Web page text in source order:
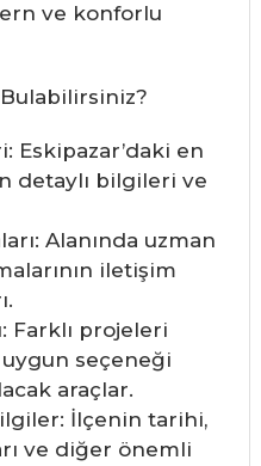
ve konforlu
Eskipazar’daki en
detaylı bilgileri ve
Alanında uzman
iletişim
Farklı projeleri
uygun seçeneği
araçlar.
İlçenin tarihi,
ve diğer önemli